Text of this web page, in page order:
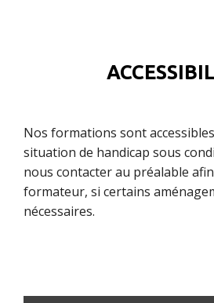
Nos formations sont
situation de handicap sous
nous contacter au préalable
formateur, si certains
nécessaires.